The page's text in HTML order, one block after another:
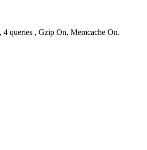
4 queries , Gzip On, Memcache On.